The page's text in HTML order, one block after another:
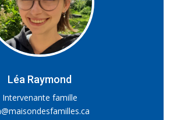
Léa Raymond
Intervenante famille